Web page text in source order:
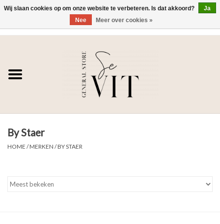
SE VIT
HEREN
SALE DAMES
By Staer
HOME /MERKEN /BY STAER
Wij slaan cookies op om onze website te verbeteren. Is dat akkoord?
Ja
Nee
Meer over cookies »